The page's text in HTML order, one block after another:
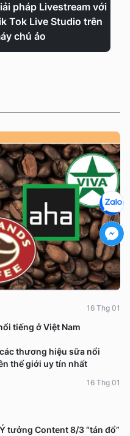
pháp Livestream với
Tok Live Studio trên
chủ ảo
tiếng ở Việt Nam
16 Thg 01
các thương hiệu sữa nổi
thế giới uy tín nhất
16 Thg 01
tưởng Content 8/3 “tán đổ”